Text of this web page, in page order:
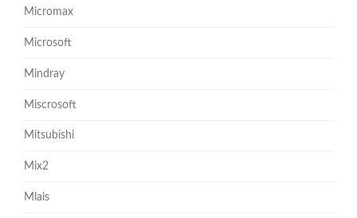
Micromax
Microsoft
Mindray
Miscrosoft
Mitsubishi
Mix2
Mlais